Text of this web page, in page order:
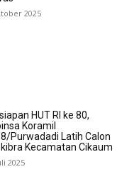
2025
HUT RI ke 80,
Koramil
Purwadadi Latih Calon
Kecamatan Cikaum
2025